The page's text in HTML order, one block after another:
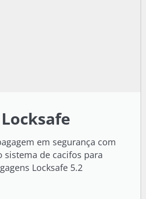
Locksafe
em segurança com
sistema de cacifos para
Locksafe 5.2